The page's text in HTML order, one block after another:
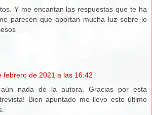
Y me encantan las respuestas que te ha
parecen que aportan mucha luz sobre lo
febrero de 2021 a las 16:42
nada de la autora. Gracias por esta
Bien apuntado me llevo este último